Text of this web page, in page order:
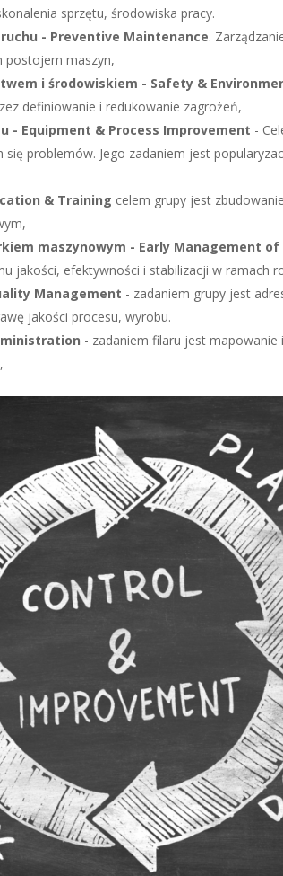
sprzętu, środowiska pracy.
- Preventive Maintenance.
postojem maszyn,
i środowiskiem - Safety &
definiowanie i redukowanie zagrożeń,
- Equipment & Process Improvement -
problemów. Jego zadaniem jest
& Training celem grupy jest
maszynowym - Early Management of
jakości, efektywności i stabilizacji w ramach
Management - zadaniem grupy jest
jakości procesu, wyrobu.
- zadaniem filaru jest